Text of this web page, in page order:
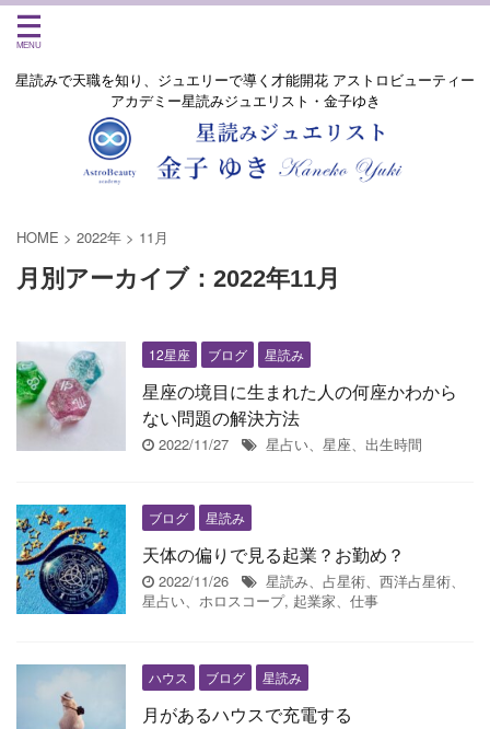
星読みで天職を知り、ジュエリーで導く才能開花 アストロビューティー
アカデミー星読みジュエリスト・金子ゆき
HOME > 2022年 > 11月
月別アーカイブ：2022年11月
12星座 ブログ 星読み
星座の境目に生まれた人の何座かわから
ない問題の解決方法
2022/11/27 星占い、星座、出生時間
ブログ 星読み
天体の偏りで見る起業？お勤め？
2022/11/26
星読み、占星術、西洋占星術、
星占い、ホロスコープ, 起業家、仕事
ハウス ブログ 星読み
月があるハウスで充電する